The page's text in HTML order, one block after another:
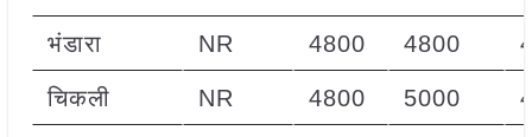
भंडारा NR 4800 4800
चिकली NR 4800 5000